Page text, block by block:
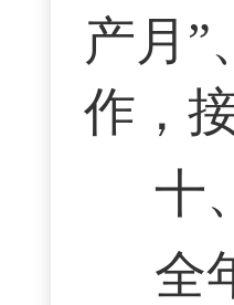
产月”
作，
十
全